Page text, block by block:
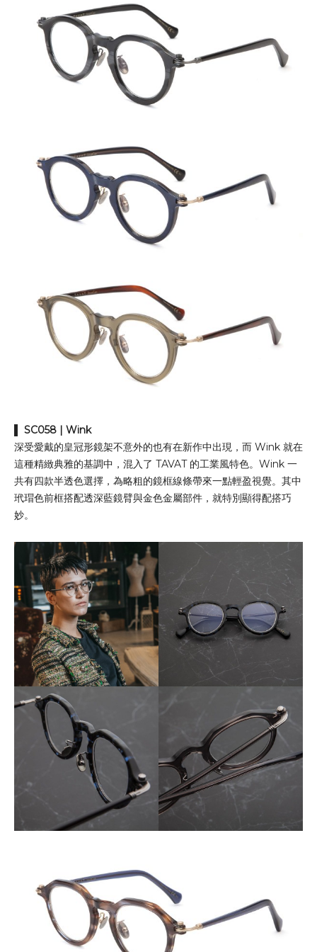
SC058 | Wink
深受愛戴的皇冠形鏡架不意外的也有在新作中出現，而 Wink 就在
這種精緻典雅的基調中，混入了 TAVAT 的工業風特色。Wink 一
共有四款半透色選擇，為略粗的鏡框線條帶來一點輕盈視覺。其中
玳瑁色前框搭配透深藍鏡臂與金色金屬部件，就特別顯得配搭巧
妙。